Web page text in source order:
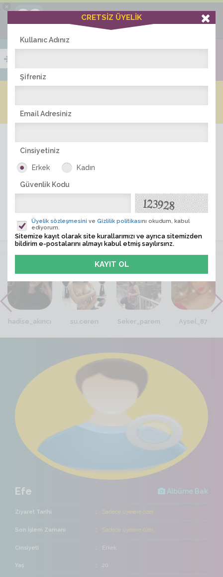
×
Ciddiask Uygulaması
+1 Hafta Gold Üyelik Kazan
Bedava - com.ciddi.ask
İNDİR
ÜYE ARA
VİTRİN
hadise_akıncı su.ceren Seker_parem Aysel_87
Efe Albüme Bak
Ziyaret Tarihi Sadece üyelere özel
Son İşlem Zamanı Sadece üyelere özel
Cinsiyeti Erkek
Yaş 20
CRETSİZ ÜYELİK
Kullanıc Adınız
Şifreniz
Email Adresiniz
Cinsiyetiniz
Erkek Kadın
Güvenlik Kodu
Üyelik sözleşmesini ve Gizlilik politikasını okudum, kabul
ediyorum.
Sitemize kayıt olarak site kurallarımızı ve ayrıca sitemizden
bildirim e-postalarını almayı kabul etmiş sayılırsınz.